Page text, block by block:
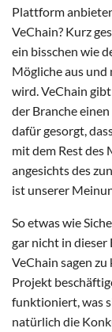
Plattform
VeChain? Kurz
ein bisschen wie
Mögliche aus
wird. VeChain
der Branche
dafür gesorgt,
mit dem Rest des
angesichts des
ist unserer
So etwas wie
gar nicht in dieser
VeChain sagen
Projekt
funktioniert, was
natürlich die